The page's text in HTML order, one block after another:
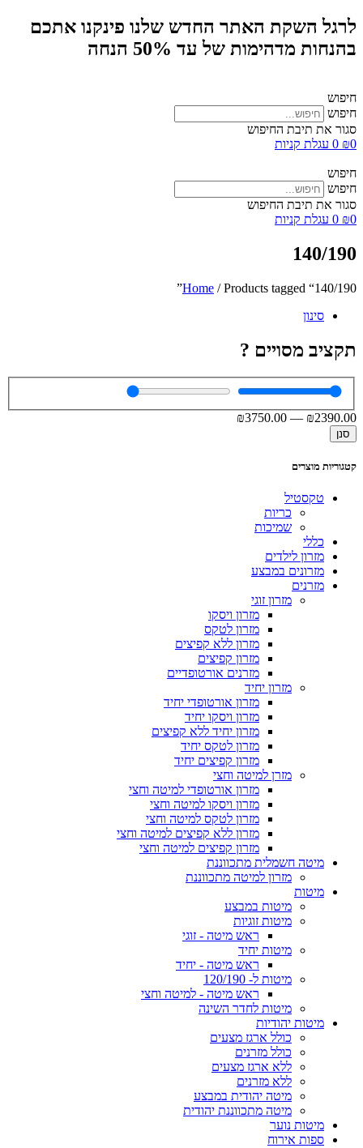
לרגל השקת האתר החדש שלנו פינקנו אתכם
בהנחות מדהימות של עד 50% הנחה
חיפוש
חיפוש
סגור את תיבת החיפוש
₪0
0 עגלת קניות
חיפוש
חיפוש
סגור את תיבת החיפוש
₪0
0 עגלת קניות
140/190
Home / Products tagged “140/190”
סינון
תקציב מסויים ?
₪2390.00
—
₪3750.00
סנן
קטגוריות מוצרים
טקסטיל
כריות
שמיכות
כללי
מזרון לילדים
מזרונים במבצע
מזרנים
מזרון זוגי
מזרון ויסקו
מזרון לטקס
מזרון ללא קפיצים
מזרון קפיצים
מזרנים אורטופדיים
מזרון יחיד
מזרון אורטופדי יחיד
מזרון ויסקו יחיד
מזרון יחיד ללא קפיצים
מזרון לטקס יחיד
מזרון קפיצים יחיד
מזרן למיטה וחצי
מזרון אורטופדי למיטה וחצי
מזרון ויסקו למיטה וחצי
מזרון לטקס למיטה וחצי
מזרון ללא קפיצים למיטה וחצי
מזרון קפיצים למיטה וחצי
מיטה חשמלית מתכווננת
מזרון למיטה מתכווננת
מיטות
מיטות במבצע
מיטות זוגיות
ראש מיטה - זוגי
מיטות יחיד
ראש מיטה - יחיד
מיטות ל- 120/190
ראש מיטה - למיטה וחצי
מיטות לחדר השינה
מיטות יהודיות
כולל ארגז מצעים
כולל מזרנים
ללא ארגז מצעים
ללא מזרנים
מיטה יהודית במבצע
מיטה מתכווננת יהודית
מיטות נוער
ספות אירוח